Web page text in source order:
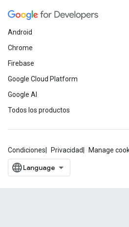
Android
Chrome
Firebase
Google Cloud Platform
Google AI
Todos los productos
Condiciones Privacidad Manage